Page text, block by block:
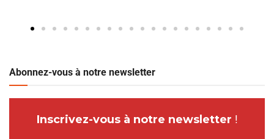
Abonnez-vous à notre newsletter
Inscrivez-vous à notre newsletter !